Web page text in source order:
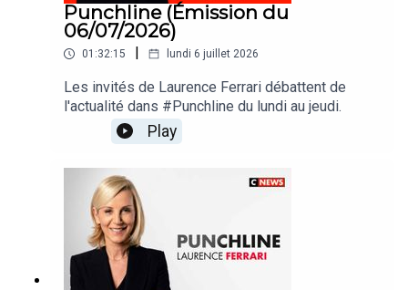
Punchline (Émission du
06/07/2026)
01:32:15 lundi 6 juillet 2026
Les invités de Laurence Ferrari débattent de
l'actualité dans #Punchline du lundi au jeudi.
Play